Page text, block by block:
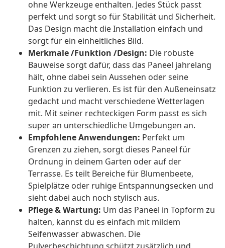
ohne Werkzeuge enthalten. Jedes Stück passt
perfekt und sorgt so für Stabilität und Sicherheit.
Das Design macht die Installation einfach und
sorgt für ein einheitliches Bild.
Merkmale /Funktion /Design: Die robuste
Bauweise sorgt dafür, dass das Paneel jahrelang
hält, ohne dabei sein Aussehen oder seine
Funktion zu verlieren. Es ist für den Außeneinsatz
gedacht und macht verschiedene Wetterlagen
mit. Mit seiner rechteckigen Form passt es sich
super an unterschiedliche Umgebungen an.
Empfohlene Anwendungen: Perfekt um
Grenzen zu ziehen, sorgt dieses Paneel für
Ordnung in deinem Garten oder auf der
Terrasse. Es teilt Bereiche für Blumenbeete,
Spielplätze oder ruhige Entspannungsecken und
sieht dabei auch noch stylisch aus.
Pflege & Wartung: Um das Paneel in Topform zu
halten, kannst du es einfach mit mildem
Seifenwasser abwaschen. Die